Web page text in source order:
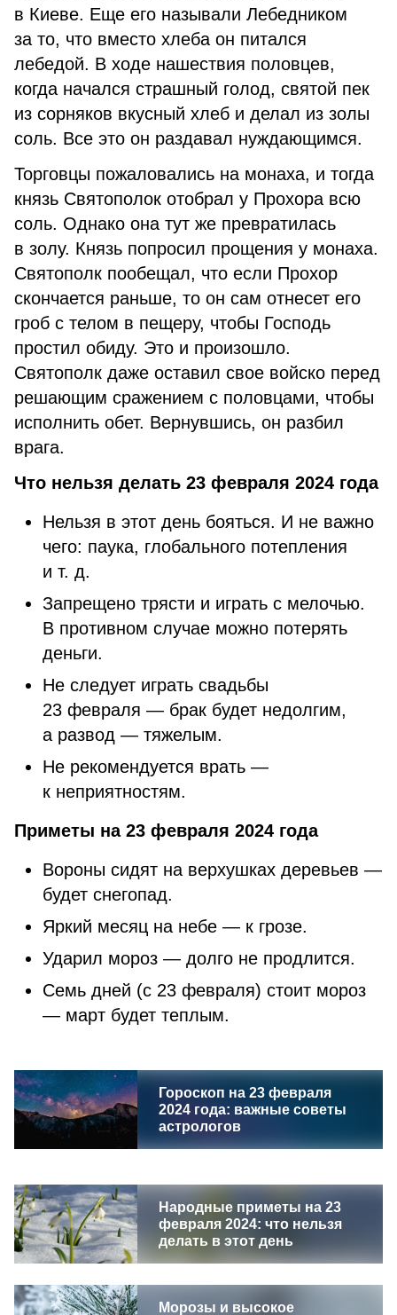
в Киеве. Еще его называли Лебедником
за то, что вместо хлеба он питался
лебедой. В ходе нашествия половцев,
когда начался страшный голод, святой пек
из сорняков вкусный хлеб и делал из золы
соль. Все это он раздавал нуждающимся.
Торговцы пожаловались на монаха, и тогда
князь Святополок отобрал у Прохора всю
соль. Однако она тут же превратилась
в золу. Князь попросил прощения у монаха.
Святополк пообещал, что если Прохор
скончается раньше, то он сам отнесет его
гроб с телом в пещеру, чтобы Господь
простил обиду. Это и произошло.
Святополк даже оставил свое войско перед
решающим сражением с половцами, чтобы
исполнить обет. Вернувшись, он разбил
врага.
Что нельзя делать 23 февраля 2024 года
Нельзя в этот день бояться. И не важно
чего: паука, глобального потепления
и т. д.
Запрещено трясти и играть с мелочью.
В противном случае можно потерять
деньги.
Не следует играть свадьбы
23 февраля — брак будет недолгим,
а развод — тяжелым.
Не рекомендуется врать —
к неприятностям.
Приметы на 23 февраля 2024 года
Вороны сидят на верхушках деревьев —
будет снегопад.
Яркий месяц на небе — к грозе.
Ударил мороз — долго не продлится.
Семь дней (с 23 февраля) стоит мороз
— март будет теплым.
Гороскоп на 23 февраля
2024 года: важные советы
астрологов
Народные приметы на 23
февраля 2024: что нельзя
делать в этот день
Морозы и высокое